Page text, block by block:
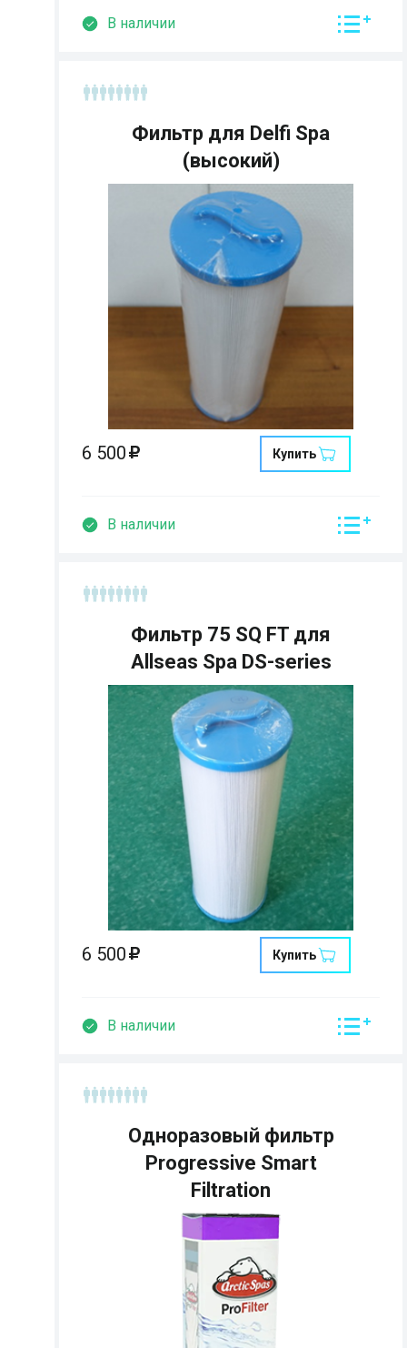
В наличии
Страна:
Размеры:
Фильтр для Delfi Spa
(высокий)
6 500 Купить
В наличии
Страна:
Размеры:
Кол-во мест:
Фильтр 75 SQ FT для
Allseas Spa DS-series
6 500 Купить
В наличии
Одноразовый фильтр
Progressive Smart
Filtration